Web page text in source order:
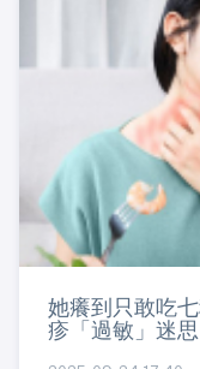
她癢到只敢吃
疹「過敏」迷思